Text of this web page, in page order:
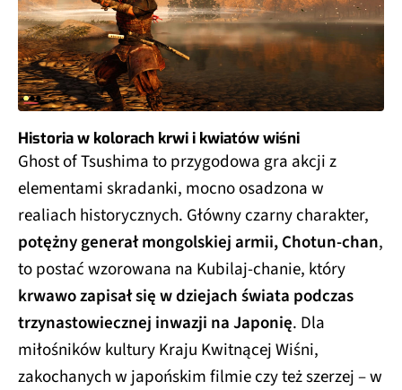
Historia w kolorach krwi i kwiatów wiśni
Ghost of Tsushima to przygodowa gra akcji z
elementami skradanki, mocno osadzona w
realiach historycznych. Główny czarny charakter,
potężny generał mongolskiej armii, Chotun-chan,
to postać wzorowana na Kubilaj-chanie, który
krwawo zapisał się w dziejach świata podczas
trzynastowiecznej inwazji na Japonię. Dla
miłośników kultury Kraju Kwitnącej Wiśni,
zakochanych w japońskim filmie czy też szerzej – w